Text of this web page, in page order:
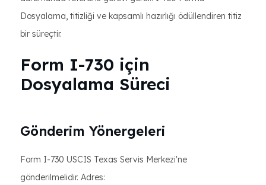
Dosyalama, titizliği ve kapsamlı hazırlığı ödüllendiren titiz
bir süreçtir.
Form I-730 için
Dosyalama Süreci
Gönderim Yönergeleri
Form I-730 USCIS Texas Servis Merkezi'ne
gönderilmelidir. Adres: